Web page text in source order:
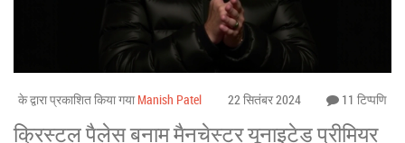
के द्वारा प्रकाशित किया गया Manish Patel 22 सितंबर 2024 11 टिप्पणि
क्रिस्टल पैलेस बनाम मैनचेस्टर यूनाइटेड प्रीमियर